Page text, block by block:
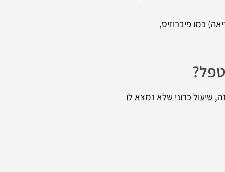
כמו פיברוזיס,
שיעול כרוני שלא נמצא לו